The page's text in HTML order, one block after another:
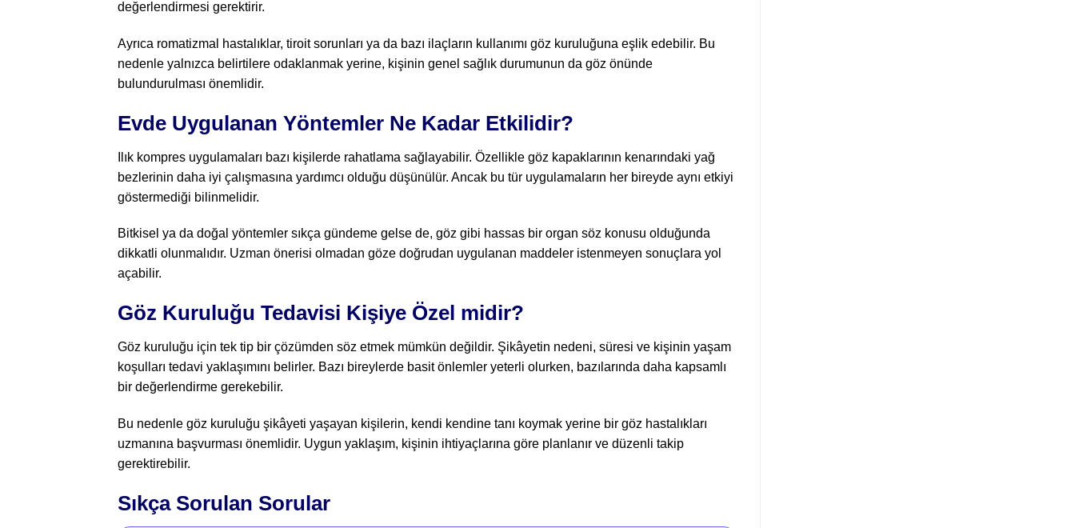
değerlendirmesi gerektirir.
Ayrıca romatizmal hastalıklar, tiroit sorunları ya da bazı ilaçların kullanımı göz kuruluğuna eşlik edebilir. Bu
nedenle yalnızca belirtilere odaklanmak yerine, kişinin genel sağlık durumunun da göz önünde
bulundurulması önemlidir.
Evde Uygulanan Yöntemler Ne Kadar Etkilidir?
Ilık kompres uygulamaları bazı kişilerde rahatlama sağlayabilir. Özellikle göz kapaklarının kenarındaki yağ
bezlerinin daha iyi çalışmasına yardımcı olduğu düşünülür. Ancak bu tür uygulamaların her bireyde aynı etkiyi
göstermediği bilinmelidir.
Bitkisel ya da doğal yöntemler sıkça gündeme gelse de, göz gibi hassas bir organ söz konusu olduğunda
dikkatli olunmalıdır. Uzman önerisi olmadan göze doğrudan uygulanan maddeler istenmeyen sonuçlara yol
açabilir.
Göz Kuruluğu Tedavisi Kişiye Özel midir?
Göz kuruluğu için tek tip bir çözümden söz etmek mümkün değildir. Şikâyetin nedeni, süresi ve kişinin yaşam
koşulları tedavi yaklaşımını belirler. Bazı bireylerde basit önlemler yeterli olurken, bazılarında daha kapsamlı
bir değerlendirme gerekebilir.
Bu nedenle göz kuruluğu şikâyeti yaşayan kişilerin, kendi kendine tanı koymak yerine bir göz hastalıkları
uzmanına başvurması önemlidir. Uygun yaklaşım, kişinin ihtiyaçlarına göre planlanır ve düzenli takip
gerektirebilir.
Sıkça Sorulan Sorular